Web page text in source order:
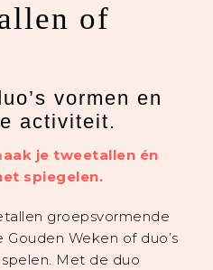
of
vormen en
activiteit.
je tweetallen én
spiegelen.
groepsvormende
Gouden Weken of duo’s
Met de duo